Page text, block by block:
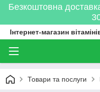
Безкоштовна
Інтернет-магазин
Товари та послуги